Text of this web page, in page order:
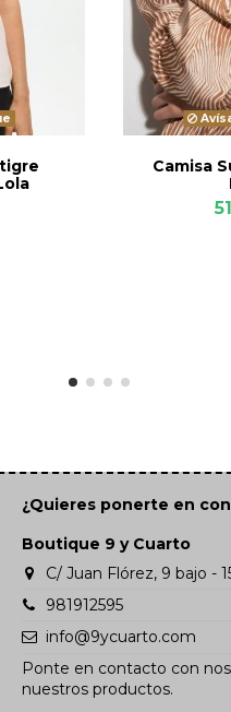
Camisa
¿Quieres ponerte en
Boutique 9 y Cuarto
C/ Juan Flórez, 9 bajo -
981912595
info@9ycuarto.com
Ponte en contacto con
nuestros productos.